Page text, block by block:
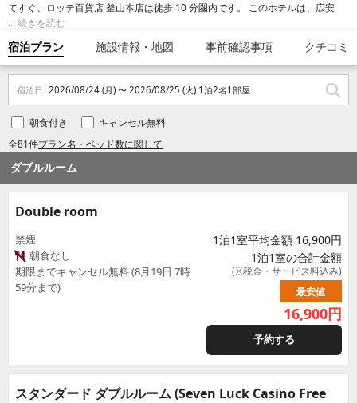
てすぐ、ロッテ百貨店 釜山本店は徒歩 10 分圏内です。 このホテルは、広安里
ビーチまで 6.6 km、釜山タワーまで 6.9 km の場所に位置しています。
続きを読む
宿泊プラン 施設情報・地図 事前確認事項 クチコミ
宿泊日 2026/08/24 (月) 〜 2026/08/25 (火) 1泊2名1部屋
全81件プラン名・ベッド数に関して
朝食付き キャンセル無料
ダブルルーム
Double room
禁煙
朝食なし
期限までキャンセル無料 (8月19日 7時
59分まで)
1泊1室平均金額 16,900円
1泊1室の合計金額
(※税金・サービス料込み)
最安値
16,900円
予約する
スタンダード ダブルルーム (Seven Luck Casino Free